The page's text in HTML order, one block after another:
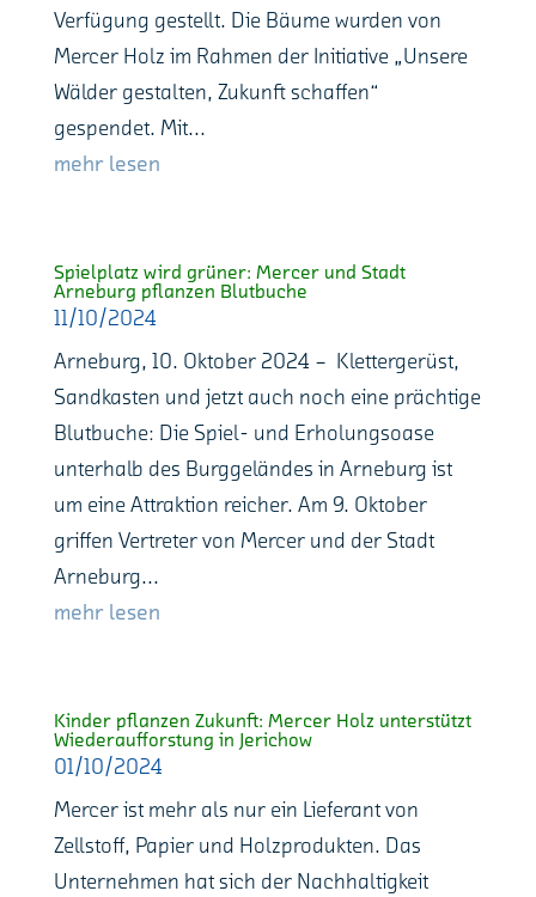
Verfügung gestellt. Die Bäume wurden von
Mercer Holz im Rahmen der Initiative „Unsere
Wälder gestalten, Zukunft schaffen“
gespendet. Mit...
mehr lesen
Spielplatz wird grüner: Mercer und Stadt
Arneburg pflanzen Blutbuche
11/10/2024
Arneburg, 10. Oktober 2024 – Klettergerüst,
Sandkasten und jetzt auch noch eine prächtige
Blutbuche: Die Spiel- und Erholungsoase
unterhalb des Burggeländes in Arneburg ist
um eine Attraktion reicher. Am 9. Oktober
griffen Vertreter von Mercer und der Stadt
Arneburg...
mehr lesen
Kinder pflanzen Zukunft: Mercer Holz unterstützt
Wiederaufforstung in Jerichow
01/10/2024
Mercer ist mehr als nur ein Lieferant von
Zellstoff, Papier und Holzprodukten. Das
Unternehmen hat sich der Nachhaltigkeit